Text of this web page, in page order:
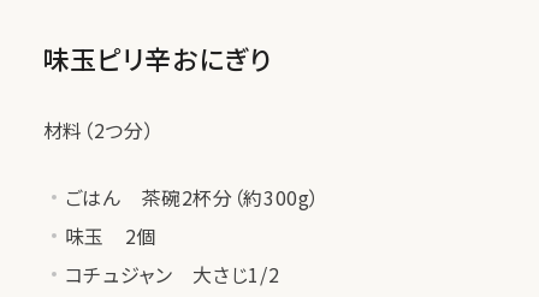
味玉ピリ辛おにぎり
材料（2つ分）
ごはん 茶碗2杯分（約300g）
味玉 2個
コチュジャン 大さじ1/2